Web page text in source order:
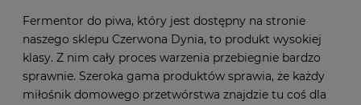
Fermentor do piwa, który jest dostępny na stronie
naszego sklepu Czerwona Dynia, to produkt wysokiej
klasy. Z nim cały proces warzenia przebiegnie bardzo
sprawnie. Szeroka gama produktów sprawia, że każdy
miłośnik domowego przetwórstwa znajdzie tu coś dla